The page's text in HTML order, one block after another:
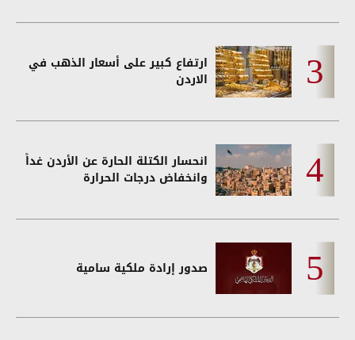
ارتفاع كبير على أسعار الذهب في
الاردن
انحسار الكتلة الحارة عن الأردن غداً
وانخفاض درجات الحرارة
صدور إرادة ملكية سامية